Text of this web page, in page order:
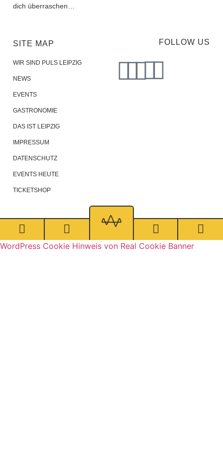
dich überraschen…
SITE MAP
WIR SIND PULS LEIPZIG
NEWS
EVENTS
GASTRONOMIE
DAS IST LEIPZIG
IMPRESSUM
DATENSCHUTZ
EVENTS HEUTE
TICKETSHOP
FOLLOW US
WordPress Cookie Hinweis von Real Cookie Banner